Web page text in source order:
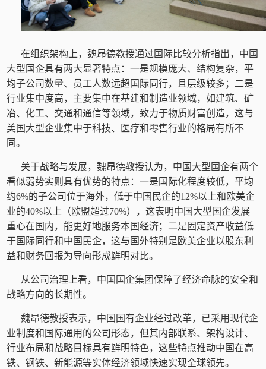
在组织架构上，魏昂德教授通过国际比较分析指出，中国
大型国企具有两大显著特点：一是规模庞大、结构复杂，平
均子公司数量、员工人数远超国际同行，且层级较多；二是
行业集中度高，主要集中在基建和制造业领域，如建筑、矿
冶、化工、交通和通信等领域，致力于物质财富创造，这与
美国大型企业集中于科技、医疗和零售行业的格局有所不
同。
关于战略与发展，魏昂德教授认为，中国大型国企有两个
看似弱势实则具有优势的特点：一是国际化程度较低，平均
约6%的子公司位于海外，低于中国民企的12%以上和欧美企
业的40%以上（欧盟超过70%），这表明中国大型国企发展
重心在国内，能更好地服务本国经济；二是固定资产收益低
于国际同行和中国民企，这与国外特别是欧美企业以股东利
益和财务回报为导向形成鲜明对比。
从公司治理上看，中国国企集团保障了经济命脉的安全和
战略方向的长期性。
魏昂德教授表示，中国国有企业经过改革，已采用现代企
业制度和国际通用的公司形态，但其内部联系、架构设计、
行业布局和战略目标具有鲜明特色，这些特点推动中国在高
铁、钢铁、新能源等实体经济领域快速实现全球领先。